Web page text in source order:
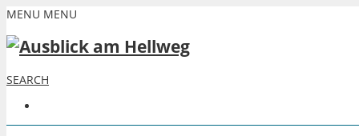
MENU MENU
SEARCH